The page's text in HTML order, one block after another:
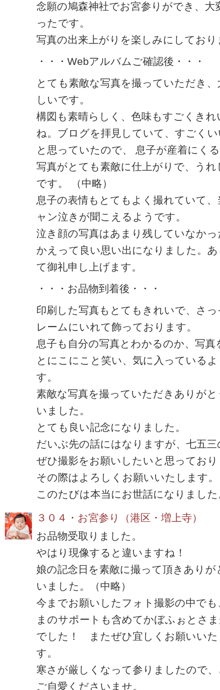
念願の鳩森神社でお宮参りができ、大
ったです。
写真の出来上がりを楽しみにしており
・・・Webアルバムご確認後・・・
とても素敵な写真を撮っていただき、
しいです。
構図も素晴らしく、色味もすごくきれ
ね。ブログを拝見していて、すごく
と思っていたので、 息子が産着にく
写真がとても素敵に仕上がりで、うれ
です。 （中略）
息子の表情もとてもよく撮れていて、
ャン泣きが聞こえるようです。
泣き顔の写真はあまり残していなか
かえって良い思い出になりました。
て御礼申し上げます。
・・・お品物到着後・・・
印刷した写真もとてもきれいで、さ
レームにいれて飾っております。
息子も自分の写真とわかるのか、写真
とにこにこと笑い、気に入っている
す。
素敵な写真を撮っていただきありが
いました。
とても良い記念になりました。
だいぶ先の話にはなりますが、七五
ぜひ撮影をお願いしたいと思ってお
その際はよろしくお願いいたします。
このたびは本当にお世話になりました
３０４・お宮参り（港区・増上寺）
お品物受取りました。
やはり現像すると違いますね！
娘の記念日を素敵に撮って頂きありが
いました。（中略）
今までお願いしたフォト撮影の中でも
まのサポートも含めてかぼふぉとさ
でした！ またぜひ宜しくお願いいた
す。
寒さが厳しくなって参りましたので
ご自愛くださいませ。